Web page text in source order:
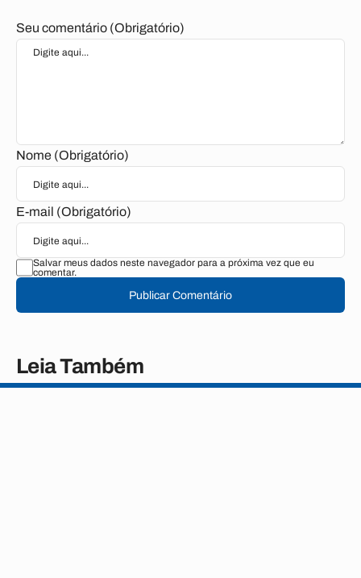
Seu comentário (Obrigatório)
Nome (Obrigatório)
E-mail (Obrigatório)
Salvar meus dados neste navegador para a próxima vez que eu
comentar.
Publicar Comentário
Leia Também